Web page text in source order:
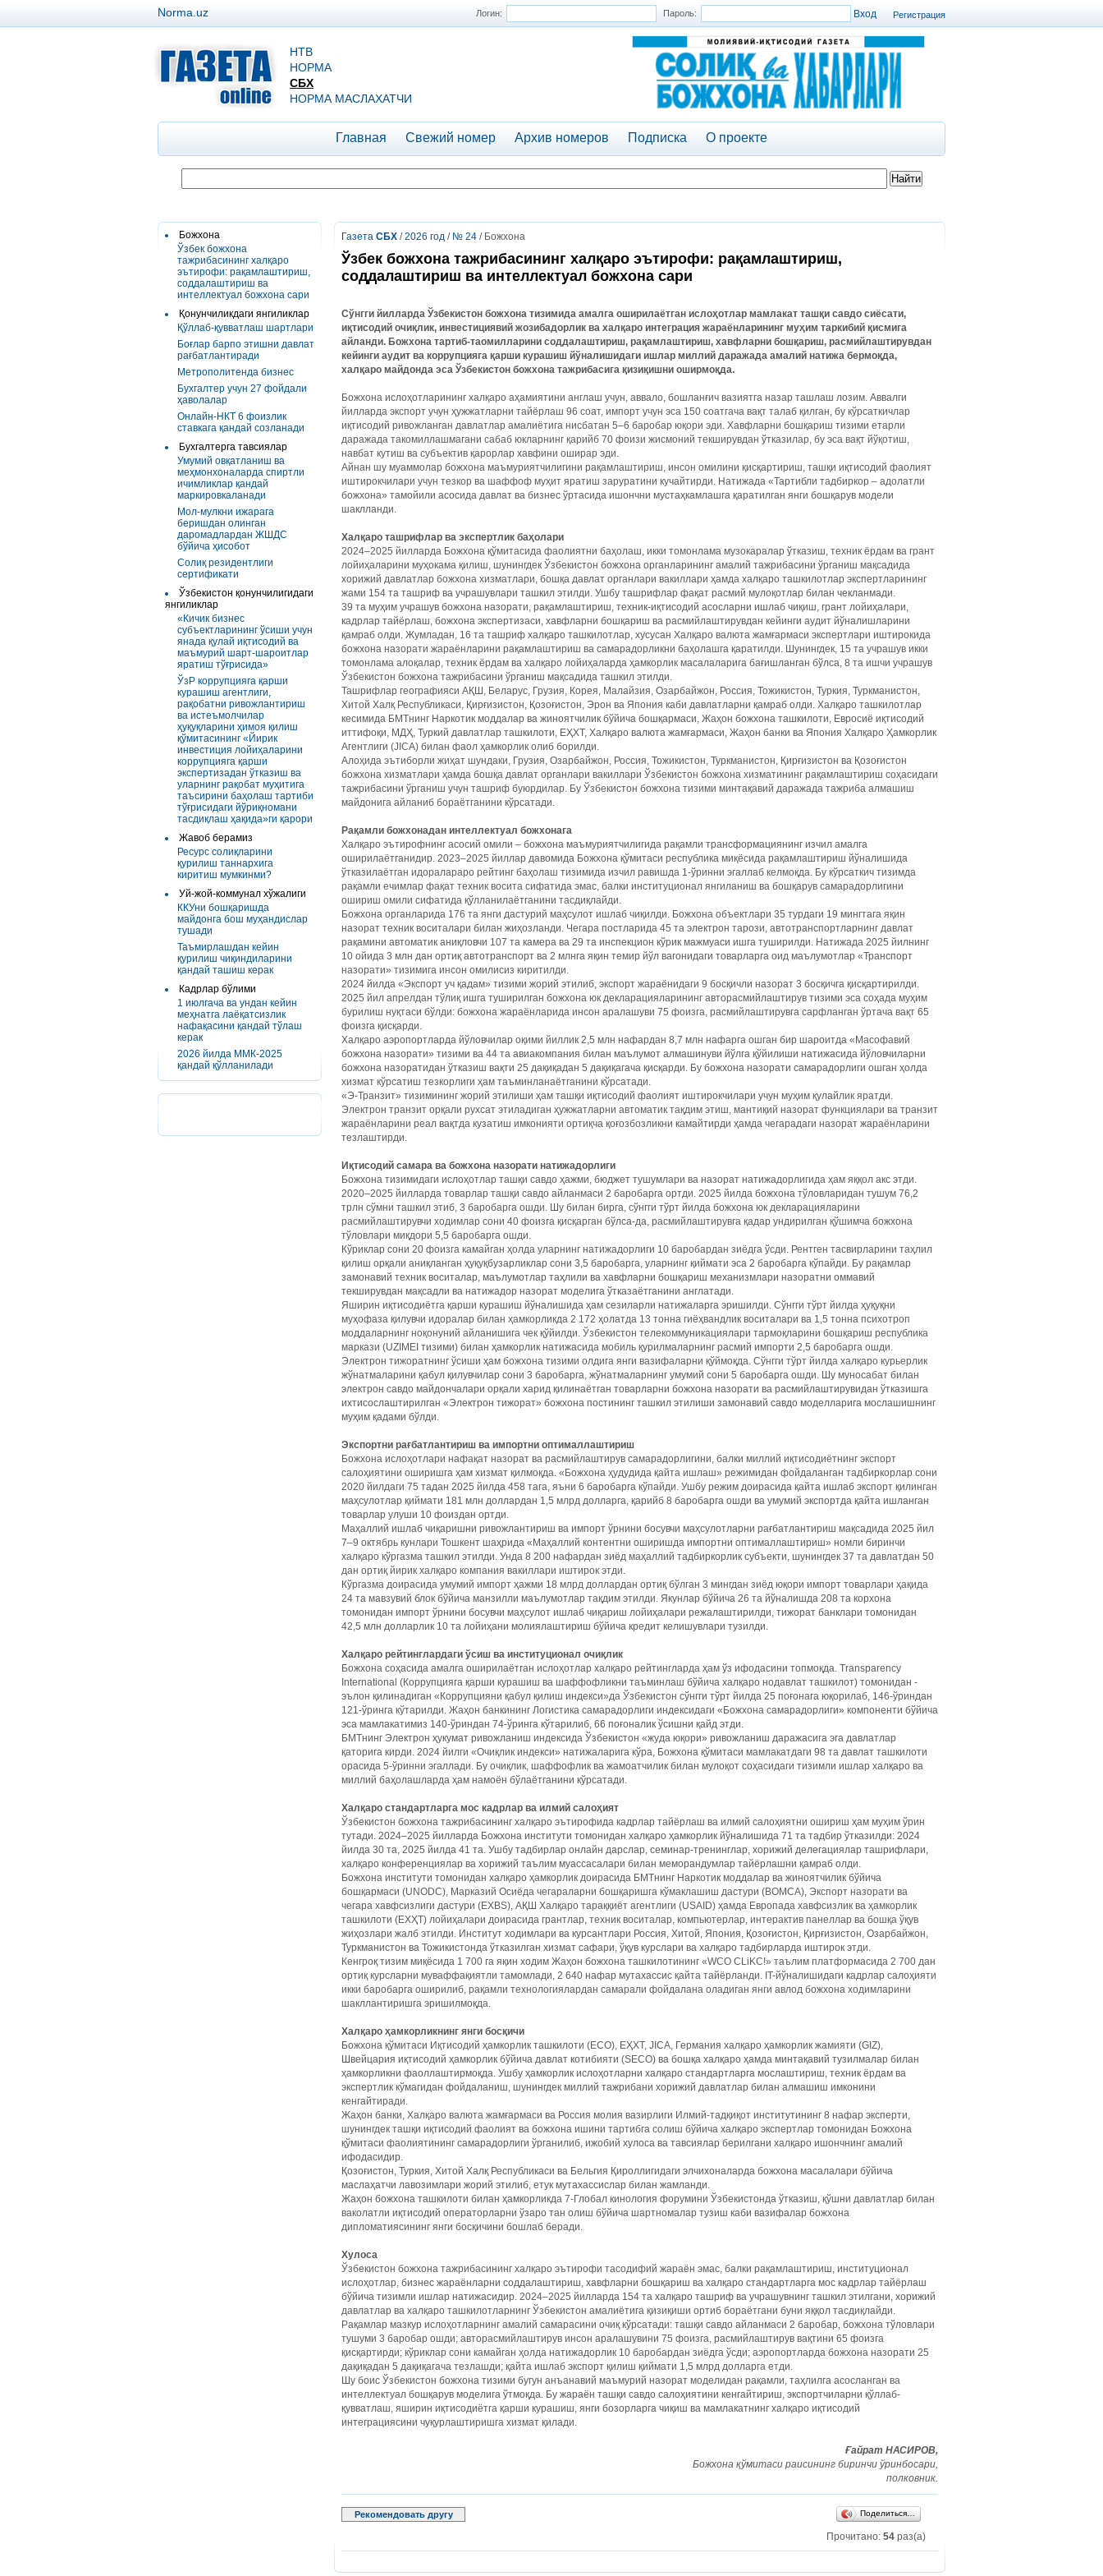
Регистрация
Логин: Пароль:
Norma.uz
НТВ
НОРМА
СБХ
НОРМА МАСЛАХАТЧИ
Главная Свежий номер Архив номеров Подписка О проекте
Божхона
Ўзбeк божхона
тажрибасининг халқаро
эътирофи: рақамлаштириш,
соддалаштириш ва
интeллeктуал божхона сари
Қонунчиликдаги янгиликлар
Қўллаб-қувватлаш шартлари
Боғлар барпо этишни давлат
рағбатлантиради
Метрополитенда бизнес
Бухгалтер учун 27 фойдали
ҳаволалар
Онлайн-НКТ 6 фоизлик
ставкага қандай созланади
Бухгалтерга тавсиялар
Умумий овқатланиш ва
меҳмонхоналарда спиртли
ичимликлар қандай
маркировкаланади
Мол-мулкни ижарага
беришдан олинган
даромадлардан ЖШДС
бўйича ҳисобот
Солиқ резидентлиги
сертификати
Ўзбекистон қонунчилигидаги
янгиликлар
«Кичик бизнес
субъектларининг ўсиши учун
янада қулай иқтисодий ва
маъмурий шарт-шароитлар
яратиш тўғрисида»
ЎзР коррупцияга қарши
курашиш агентлиги,
рақобатни ривожлантириш
ва истеъмолчилар
ҳуқуқларини ҳимоя қилиш
қўмитасининг «Йирик
инвестиция лойиҳаларини
коррупцияга қарши
экспертизадан ўтказиш ва
уларнинг рақобат муҳитига
таъсирини баҳолаш тартиби
тўғрисидаги йўриқномани
тасдиқлаш ҳақида»ги қарори
Жавоб берамиз
Ресурс солиқларини
қурилиш таннархига
киритиш мумкинми?
Уй-жой-коммунал хўжалиги
ККУни бошқаришда
майдонга бош муҳандислар
тушади
Таъмирлашдан кейин
қурилиш чиқиндиларини
қандай ташиш керак
Кадрлар бўлими
1 июлгача ва ундан кейин
меҳнатга лаёқатсизлик
нафақасини қандай тўлаш
керак
2026 йилда ММК-2025
қандай қўлланилади
Газета СБХ /2026 год / № 24 / Божхона
Ўзбeк божхона тажрибасининг халқаро эътирофи: рақамлаштириш,
соддалаштириш ва интeллeктуал божхона сари
Сўнгги йилларда Ўзбекистон божхона тизимида амалга оширилаётган ислоҳотлар мамлакат ташқи савдо сиёсати,
иқтисодий очиқлик, инвестициявий жозибадорлик ва халқаро интеграция жараёнларининг муҳим таркибий қисмига
айланди. Божхона тартиб-таомилларини соддалаштириш, рақамлаштириш, хавфларни бошқариш, расмийлаштирувдан
кейинги аудит ва коррупцияга қарши курашиш йўналишидаги ишлар миллий даражада амалий натижа бермоқда,
халқаро майдонда эса Ўзбекистон божхона тажрибасига қизиқишни оширмоқда.
Божхона ислоҳотларининг халқаро аҳамиятини англаш учун, аввало, бошланғич вазиятга назар ташлаш лозим. Аввалги
йилларда экспорт учун ҳужжатларни тай­ёрлаш 96 соат, импорт учун эса 150 соатгача вақт талаб қилган, бу кўрсаткичлар
иқтисодий ривожланган давлатлар амалиётига нисбатан 5–6 баробар юқори эди. Хавфларни бошқариш тизими етарли
даражада такомиллашмагани сабаб юкларнинг қарийб 70 фоизи жисмоний текширувдан ўтказилар, бу эса вақт йўқотиш,
навбат кутиш ва субъектив қарорлар хавфини оширар эди.
Айнан шу муаммолар божхона маъмуриятчилигини рақамлаштириш, инсон омилини қисқартириш, ташқи иқтисодий фаолият
иштирокчилари учун тезкор ва шаффоф муҳит яратиш заруратини кучайтирди. Натижада «Тартибли тадбиркор – адолатли
божхона» тамойили асосида давлат ва бизнес ўртасида ишончни мустаҳкамлашга қаратилган янги бошқарув модели
шаклланди.
Халқаро ташрифлар ва экспертлик баҳолари
2024–2025 йилларда Божхона қўмитасида фаолиятни баҳолаш, икки томонлама музокаралар ўтказиш, техник ёрдам ва грант
лойиҳаларини муҳокама қилиш, шунингдек Ўзбекистон божхона органларининг амалий тажрибасини ўрганиш мақсадида
хорижий давлатлар божхона хизматлари, бошқа давлат органлари вакиллари ҳамда халқаро ташкилотлар экспертларининг
жами 154 та ташриф ва учрашувлари ташкил этилди. Ушбу ташрифлар фақат расмий мулоқотлар билан чекланмади.
39 та муҳим учрашув божхона назорати, рақамлаштириш, техник-иқтисодий асосларни ишлаб чиқиш, грант лойиҳалари,
кадрлар тайёрлаш, божхона экспертизаси, хавфларни бошқариш ва расмийлаштирувдан кейинги аудит йўналишларини
қамраб олди. Жумладан, 16 та ташриф халқаро ташкилотлар, хусусан Халқаро валюта жамғармаси экспертлари иштирокида
божхона назорати жараёнларини рақамлаштириш ва самарадорликни баҳолашга қаратилди. Шунингдек, 15 та учрашув икки
томонлама алоқалар, техник ёрдам ва халқаро лойиҳаларда ҳамкорлик масалаларига бағишланган бўлса, 8 та ишчи учрашув
Ўзбекистон божхона тажрибасини ўрганиш мақсадида ташкил этилди.
Ташрифлар географияси АҚШ, Беларус, Грузия, Корея, Малайзия, Озарбайжон, Россия, Тожикистон, Туркия, Туркманистон,
Хитой Халқ Республикаси, Қирғизистон, Қозоғистон, Эрон ва Япония каби давлатларни қамраб олди. Халқаро ташкилотлар
кесимида БМТнинг Наркотик моддалар ва жиноятчилик бўйича бошқармаси, Жаҳон божхона ташкилоти, Евросиё иқтисодий
иттифоқи, МДҲ, Туркий давлатлар ташкилоти, ЕҲХТ, Халқаро валюта жамғармаси, Жаҳон банки ва Япония Халқаро Ҳамкорлик
Агентлиги (JICA) билан фаол ҳамкорлик олиб борилди.
Алоҳида эътиборли жиҳат шундаки, Грузия, Озарбайжон, Россия, Тожикистон, Туркманистон, Қирғизистон ва Қозоғистон
божхона хизматлари ҳамда бошқа давлат органлари вакиллари Ўзбекистон божхона хизматининг рақамлаштириш соҳасидаги
тажрибасини ўрганиш учун ташриф буюрдилар. Бу Ўзбекистон божхона тизими минтақавий даражада тажриба алмашиш
майдонига айланиб бораётганини кўрсатади.
Рақамли божхонадан интеллектуал божхонага
Халқаро эътирофнинг асосий омили – божхона маъмуриятчилигида рақамли трансформациянинг изчил амалга
оширилаётганидир. 2023–2025 йиллар давомида Божхона қўмитаси республика миқёсида рақамлаштириш йўналишида
ўтказилаётган идоралараро рейтинг баҳолаш тизимида изчил равишда 1-ўринни эгаллаб келмоқда. Бу кўрсаткич тизимда
рақамли ечимлар фақат техник восита сифатида эмас, балки институционал янгиланиш ва бошқарув самарадорлигини
ошириш омили сифатида қўлланилаётганини тасдиқлайди.
Божхона органларида 176 та янги дастурий маҳсулот ишлаб чиқилди. Божхона объектлари 35 турдаги 19 мингтага яқин
назорат техник воситалари билан жиҳозланди. Чегара постларида 45 та электрон тарози, автотранспортларнинг давлат
рақамини автоматик аниқловчи 107 та камера ва 29 та инспекцион кўрик мажмуаси ишга туширилди. Натижада 2025 йилнинг
10 ойида 3 млн дан ортиқ ­автотранспорт ва 2 млнга яқин темир йўл вагонидаги товарларга оид маълумотлар «Транспорт
назорати» тизимига инсон омилисиз киритилди.
2024 йилда «Экспорт уч қадам» тизими жорий этилиб, экспорт жараёнидаги 9 босқичли назорат 3 босқичга қисқартирилди.
2025 йил апрелдан тўлиқ ишга туширилган божхона юк декларацияларининг авторасмийлаштирув тизими эса соҳада муҳим
бурилиш нуқтаси бўлди: божхона жараёнларида инсон аралашуви 75 фоизга, расмийлаштирувга сарфланган ўртача вақт 65
фоизга қисқарди.
Халқаро аэропортларда йўловчилар оқими йиллик 2,5 млн нафардан 8,7 млн нафарга ошган бир шароитда «Масофавий
божхона назорати» тизими ва 44 та авиакомпания билан маълумот алмашинуви йўлга қўйилиши натижасида йўловчиларни
божхона назоратидан ўтказиш вақти 25 дақиқадан 5 дақиқагача қисқарди. Бу божхона назорати самарадорлиги ошган ҳолда
хизмат кўрсатиш тезкорлиги ҳам таъминланаётганини кўрсатади.
«Э-Транзит» тизимининг жорий этилиши ҳам ташқи иқтисодий фаолият иштирокчилари учун муҳим қулайлик яратди.
Электрон транзит орқали рухсат этиладиган ҳужжатларни автоматик тақдим этиш, мантиқий назорат функциялари ва транзит
жараёнларини реал вақтда кузатиш имконияти ортиқча қоғозбозликни камайтирди ҳамда чегарадаги назорат жараёнларини
тезлаштирди.
Иқтисодий самара ва божхона назорати натижадорлиги
Божхона тизимидаги ислоҳотлар ташқи савдо ҳажми, бюджет тушумлари ва назорат натижадорлигида ҳам яққол акс этди.
2020–2025 йилларда товарлар ташқи савдо айланмаси 2 баробарга ортди. 2025 йилда божхона тўловларидан тушум 76,2
трлн сўмни ташкил этиб, 3 баробарга ошди. Шу билан бирга, сўнгги тўрт йилда божхона юк декларацияларини
расмийлаштирувчи ходимлар сони 40 фоизга қисқарган бўлса-да, расмийлаштирувга қадар ундирилган қўшимча божхона
тўловлари миқдори 5,5 баробарга ошди.
Кўриклар сони 20 фоизга камайган ҳолда уларнинг натижадорлиги 10 баробардан зиёдга ўсди. Рентген тасвирларини таҳлил
қилиш орқали аниқланган ҳуқуқбузарликлар сони 3,5 баробарга, уларнинг қиймати эса 2 баробарга кўпайди. Бу рақамлар
замонавий техник воситалар, маълумотлар таҳлили ва хавфларни бошқариш механизмлари назоратни оммавий
текширувдан мақсадли ва натижадор назорат моделига ўтказаётганини англатади.
Яширин иқтисодиётга қарши курашиш йўналишида ҳам сезиларли натижаларга эришилди. Сўнгги тўрт йилда ҳуқуқни
муҳофаза қилувчи идоралар билан ҳамкорликда 2 172 ҳолатда 13 тонна гиёҳвандлик воситалари ва 1,5 тонна психотроп
моддаларнинг ноқонуний айланишига чек қўйилди. Ўзбекистон телекоммуникациялари тармоқларини бошқариш республика
маркази (UZIMEI тизими) билан ҳамкорлик натижасида мобиль қурилмаларнинг расмий импорти 2,5 баробарга ошди.
Электрон тижоратнинг ўсиши ҳам божхона тизими олдига янги вазифаларни қўймоқда. Сўнгги тўрт йилда халқаро курьерлик
жўнатмаларини қабул қилувчилар сони 3 баробарга, жўнатмаларнинг умумий сони 5 баробарга ошди. Шу муносабат билан
электрон савдо майдончалари орқали харид қилинаётган товарларни божхона назорати ва расмийлаштирувидан ўтказишга
ихтисослаштирилган «Электрон тижорат» божхона постининг ташкил этилиши замонавий савдо моделларига мослашишнинг
муҳим қадами бўлди.
Экспортни рағбатлантириш ва импортни оптималлаштириш
Божхона ислоҳотлари нафақат назорат ва расмийлаштирув самарадорлигини, балки миллий иқтисодиётнинг экспорт
салоҳиятини оширишга ҳам хизмат қилмоқда. «Божхона ҳудудида қайта ишлаш» режимидан фойдаланган тадбиркорлар сони
2020 йилдаги 75 тадан 2025 йилда 458 тага, яъни 6 баробарга кўпайди. Ушбу режим доирасида қайта ишлаб экспорт қилинган
маҳсулотлар қиймати 181 млн доллардан 1,5 млрд долларга, қарийб 8 баробарга ошди ва умумий экспортда қайта ишланган
товарлар улуши 10 фоиздан ортди.
Маҳаллий ишлаб чиқаришни ривожлантириш ва импорт ўрнини босувчи маҳсулотларни рағбатлантириш мақсадида 2025 йил
7–9 октябрь кунлари Тошкент шаҳрида «Маҳаллий контентни оширишда импортни оптималлаштириш» номли биринчи
халқаро кўргазма ташкил этилди. Унда 8 200 нафардан зиёд маҳаллий тадбиркорлик субъекти, шунингдек 37 та давлатдан 50
дан ортиқ йирик халқаро компания вакиллари иштирок этди.
Кўргазма доирасида умумий импорт ҳажми 18 млрд доллардан ортиқ бўлган 3 мингдан зиёд юқори импорт товарлари ҳақида
24 та мавзувий блок бўйича манзилли маълумотлар тақдим этилди. Якунлар бўйича 26 та йўналишда 208 та корхона
томонидан импорт ўрнини босувчи маҳсулот ишлаб чиқариш лойиҳалари режалаштирилди, тижорат банклари томонидан
42,5 млн долларлик 10 та лойиҳани молиялаштириш бўйича кредит келишувлари тузилди.
Халқаро рейтинглардаги ўсиш ва институционал очиқлик
Божхона соҳасида амалга оширилаётган ислоҳотлар халқаро рейтингларда ҳам ўз ифодасини топмоқда. Transparency
International (Коррупцияга қарши курашиш ва шаффофликни таъминлаш бўйича халқаро нодавлат ташкилот) томонидан ­
эълон қилинадиган «Коррупцияни қабул қилиш индекси»да Ўзбекистон сўнгги тўрт йилда 25 поғонага юқорилаб, 146-ўриндан
121-ўринга кўтарилди. Жаҳон банкининг Логистика самарадорлиги индексидаги «Божхона самарадорлиги» компоненти бўйича
эса мамлакатимиз 140-ўриндан 74-ўринга кўтарилиб, 66 поғоналик ўсишни қайд этди.
БМТнинг Электрон ҳукумат ривожланиш индексида Ўзбекистон «жуда юқори» ривожланиш даражасига эга давлатлар
қаторига кирди. 2024 йилги «Очиқлик индекси» натижаларига кўра, Божхона қўмитаси мамлакатдаги 98 та давлат ташкилоти
орасида 5-ўринни эгаллади. Бу очиқлик, шаффофлик ва жамоатчилик билан мулоқот соҳасидаги тизимли ишлар халқаро ва
миллий баҳолашларда ҳам намоён бўлаётганини кўрсатади.
Халқаро стандартларга мос кадрлар ва илмий салоҳият
Ўзбекистон божхона тажрибасининг халқаро эътирофида кадрлар тайёрлаш ва илмий салоҳиятни ошириш ҳам муҳим ўрин
тутади. 2024–2025 йилларда Божхона институти томонидан халқаро ҳамкорлик йўналишида 71 та тадбир ўтказилди: 2024
йилда 30 та, 2025 йилда 41 та. Ушбу тадбирлар онлайн дарслар, семинар-тренинглар, хорижий делегациялар ташрифлари,
халқаро конференциялар ва хорижий таълим муассасалари билан меморандумлар тайёрлашни қамраб олди.
Божхона институти томонидан халқаро ҳамкорлик доирасида БМТнинг Наркотик моддалар ва жиноятчилик бўйича
бошқармаси (UNODC), Марказий Осиёда чегараларни бошқаришга кўмаклашиш дастури (BOMCA), Экспорт назорати ва
чегара хавфсизлиги дастури (EXBS), АҚШ Халқаро тараққиёт агентлиги (USAID) ҳамда Европада хавфсизлик ва ҳамкорлик
ташкилоти (ЕХҲТ) лойиҳалари доирасида грантлар, техник воситалар, компьютерлар, интерактив панеллар ва бошқа ўқув
жиҳозлари жалб этилди. Институт ходимлари ва курсантлари Россия, Хитой, Япония, Қозоғистон, Қирғизистон, Озарбайжон,
Туркманистон ва Тожикистонда ўтказилган хизмат сафари, ўқув курслари ва халқаро тадбирларда иштирок этди.
Кенгроқ тизим миқёсида 1 700 га яқин ходим Жаҳон божхона ташкилотининг «WCO CLiKC!» таълим платформасида 2 700 дан
ортиқ курсларни муваффақиятли тамомлади, 2 640 нафар мутахассис қайта тайёрланди. IT-йўналишидаги кадрлар салоҳияти
икки баробарга оширилиб, рақамли технологиялардан самарали фойдалана оладиган янги авлод божхона ходимларини
шакллантиришга эришилмоқда.
Халқаро ҳамкорликнинг янги босқичи
Божхона қўмитаси Иқтисодий ҳамкорлик ташкилоти (ECO), ЕҲХТ, JICA, Германия халқаро ҳамкорлик жамияти (GIZ),
Швейцария иқтисодий ҳамкорлик бўйича давлат котибияти (SECO) ва бошқа халқаро ҳамда минтақавий тузилмалар билан
ҳамкорликни фаоллаштирмоқда. Ушбу ҳамкорлик ислоҳотларни халқаро стандартларга мослаштириш, техник ёрдам ва
экспертлик кўмагидан фойдаланиш, шунингдек миллий тажрибани хорижий давлатлар билан алмашиш имконини
кенгайтиради.
Жаҳон банки, Халқаро валюта жамғармаси ва Россия молия вазирлиги Илмий-тадқиқот институтининг 8 нафар эксперти,
шунингдек ташқи иқтисодий фаолият ва божхона ишини тартибга солиш бўйича халқаро экспертлар томонидан Божхона
қўмитаси фаолиятининг самарадорлиги ўрганилиб, ижобий хулоса ва тавсиялар берилгани халқаро ишончнинг амалий
ифодасидир.
Қозоғистон, Туркия, Хитой Халқ Республикаси ва Бельгия Қироллигидаги элчихоналарда божхона масалалари бўйича
маслаҳатчи лавозимлари жорий этилиб, етук мутахассислар билан жамланди.
Жаҳон божхона ташкилоти билан ҳамкорликда 7-Глобал кинология форумини Ўзбекистонда ўтказиш, қўшни давлатлар билан
ваколатли иқтисодий операторларни ўзаро тан олиш бўйича шартномалар тузиш каби вазифалар божхона
дипломатиясининг янги босқичини бошлаб беради.
Хулоса
Ўзбекистон божхона тажрибасининг халқаро эътирофи тасодифий жараён эмас, балки рақамлаштириш, институционал
ислоҳотлар, бизнес жараёнларни соддалаштириш, хавфларни бошқариш ва халқаро стандартларга мос кадрлар тайёрлаш
бўйича тизимли ишлар натижасидир. 2024–2025 йилларда 154 та халқаро ташриф ва учрашувнинг ташкил этилгани, хорижий
давлатлар ва халқаро ташкилотларнинг Ўзбекистон амалиётига қизиқиши ортиб бораётгани буни яққол тасдиқлайди.
Рақамлар мазкур ислоҳотларнинг амалий самарасини очиқ кўрсатади: ташқи савдо айланмаси 2 баробар, божхона тўловлари
тушуми 3 баробар ошди; авторасмийлаштирув инсон аралашувини 75 фоизга, расмийлаштирув вақтини 65 фоизга
қисқартирди; кўриклар сони камайган ҳолда натижадорлик 10 баробардан зиёдга ўсди; аэропортларда божхона назорати 25
дақиқадан 5 дақиқагача тезлашди; қайта ишлаб экспорт қилиш қиймати 1,5 млрд долларга етди.
Шу боис Ўзбекистон божхона тизими бугун анъанавий маъмурий назорат моделидан рақамли, таҳлилга асосланган ва
интеллектуал бошқарув моделига ўтмоқда. Бу жараён ташқи савдо салоҳиятини кенгайтириш, экспортчиларни қўллаб-
қувватлаш, яширин иқтисодиётга қарши курашиш, янги бозорларга чиқиш ва мамлакатнинг халқаро иқтисодий
интеграциясини чуқурлаштиришга хизмат қилади.
Ғайрат НАСИРОВ,
Божхона қўмитаси раисининг биринчи ўринбосари,
полковник.
Рекомендовать другу Поделиться…
Прочитано: 54 раз(а)